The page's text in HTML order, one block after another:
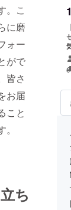
。こ
に磨
ォー
がで
皆さ
お届
こと
ち